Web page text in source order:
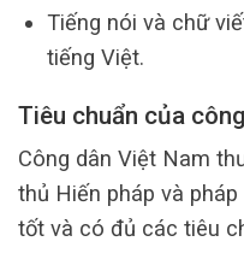
Tiếng nói và chữ
tiếng Việt.
Tiêu chuẩn của
Công dân Việt Nam
thủ Hiến pháp và
tốt và có đủ các tiêu